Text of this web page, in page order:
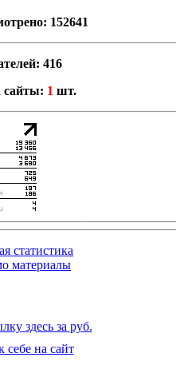
152641
416
1 шт.
статистика
материалы
здесь за руб.
себе на сайт